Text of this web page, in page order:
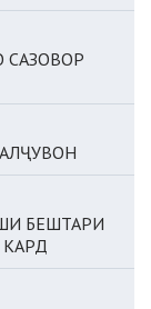
САЗОВОР
БЕШТАРИ